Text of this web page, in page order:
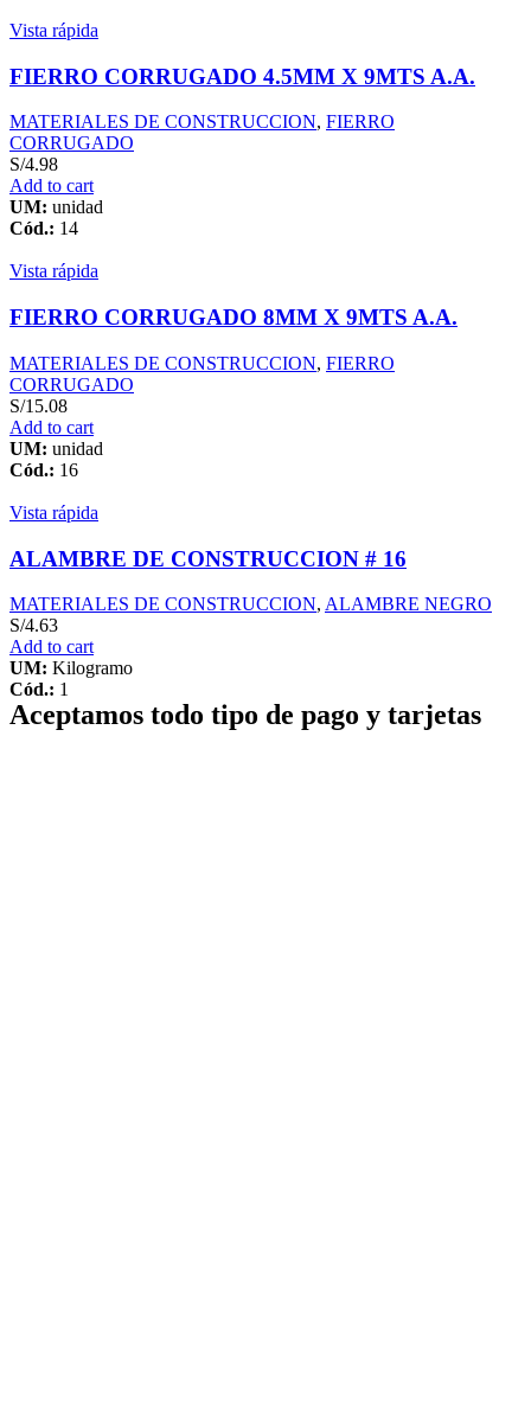
Vista rápida
FIERRO CORRUGADO 4.5MM X 9MTS A.A.
MATERIALES DE CONSTRUCCION, FIERRO
CORRUGADO
S/4.98
Add to cart
UM: unidad
Cód.: 14
Vista rápida
FIERRO CORRUGADO 8MM X 9MTS A.A.
MATERIALES DE CONSTRUCCION, FIERRO
CORRUGADO
S/15.08
Add to cart
UM: unidad
Cód.: 16
Vista rápida
ALAMBRE DE CONSTRUCCION # 16
MATERIALES DE CONSTRUCCION, ALAMBRE NEGRO
S/4.63
Add to cart
UM: Kilogramo
Cód.: 1
Aceptamos todo tipo de pago y tarjetas